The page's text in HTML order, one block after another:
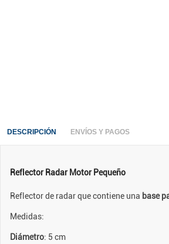
DESCRIPCIÓN ENVÍOS Y PAGOS
Reflector Radar Motor Pequeño
Reflector de radar que contiene una base
Medidas:
Diámetro: 5 cm